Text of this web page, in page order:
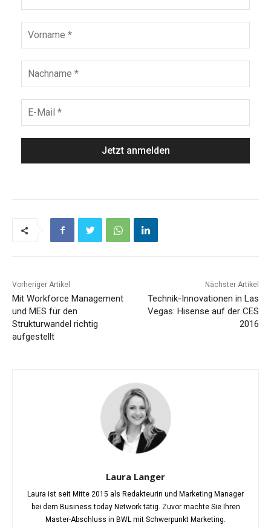
Vorheriger Artikel
Mit Workforce Management
und MES für den
Strukturwandel richtig
aufgestellt
Nächster Artikel
Technik-Innovationen in Las
Vegas: Hisense auf der CES
2016
Laura Langer
Laura ist seit Mitte 2015 als Redakteurin und Marketing Manager
bei dem Business.today Network tätig. Zuvor machte Sie Ihren
Master-Abschluss in BWL mit Schwerpunkt Marketing.